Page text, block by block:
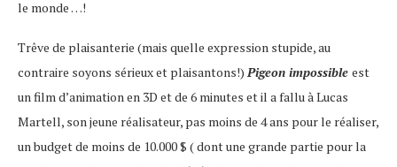
le monde …!
Trêve de plaisanterie (mais quelle expression stupide, au
contraire soyons sérieux et plaisantons!) Pigeon impossible est
un film d’animation en 3D et de 6 minutes et il a fallu à Lucas
Martell, son jeune réalisateur, pas moins de 4 ans pour le réaliser,
un budget de moins de 10.000 $ ( dont une grande partie pour la